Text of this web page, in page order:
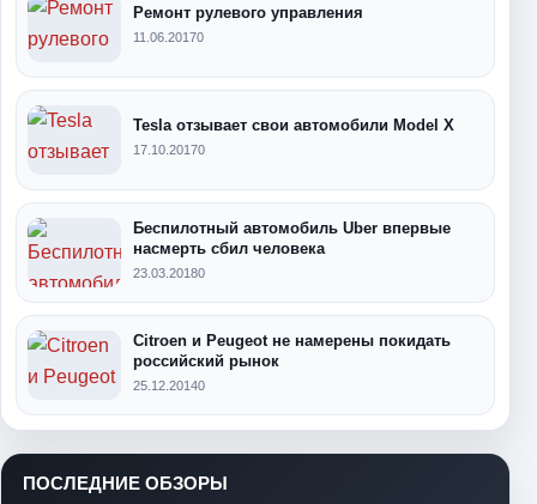
Ремонт рулевого управления
11.06.20170
Tesla отзывает свои автомобили Model X
17.10.20170
Беспилотный автомобиль Uber впервые
насмерть сбил человека
23.03.20180
Citroen и Peugeot не намерены покидать
российский рынок
25.12.20140
ПОСЛЕДНИЕ ОБЗОРЫ